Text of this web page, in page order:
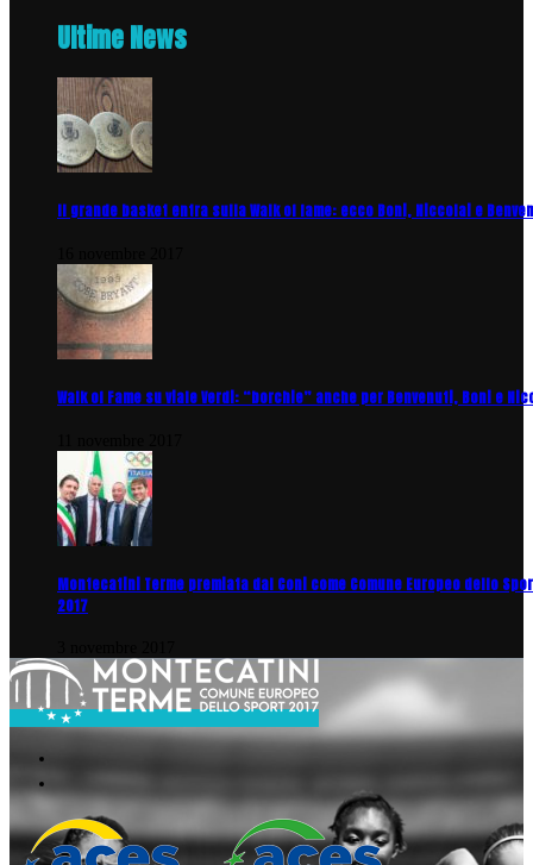
Ultime News
Il grande basket entra sulla Walk of fame: ecco Boni, Niccolai e
Walk of Fame su viale Verdi: “borchie” anche per Benvenuti, Boni e
Montecatini Terme premiata dal Coni come Comune Europeo dello
2017